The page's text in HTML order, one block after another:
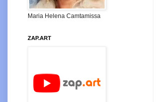
Maria Helena Camtamissa
ZAP.ART